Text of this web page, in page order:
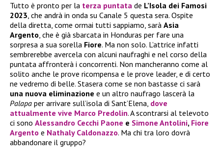
Tutto è pronto per la terza puntata de L’Isola dei Famosi
2023, che andrà in onda su Canale 5 questa sera. Ospite
della diretta, come ormai tutti sappiamo, sarà Asia
Argento, che è già sbarcata in Honduras per fare una
sorpresa a sua sorella Fiore. Ma non solo. L’attrice infatti
sembrerebbe avercela con alcuni naufraghi e nel corso della
puntata affronterà i concorrenti. Non mancheranno come al
solito anche le prove ricompensa e le prove leader, e di certo
ne vedremo di belle. Stasera come se non bastasse ci sarà
una nuova eliminazione e un altro naufrago lascerà la
Palapa per arrivare sull’isola di Sant’Elena, dove
attualmente vive Marco Predolin. A scontrarsi al televoto
ci sono Alessandro Cecchi Paone e Simone Antolini, Fiore
Argento e Nathaly Caldonazzo. Ma chi tra loro dovrà
abbandonare il gruppo?